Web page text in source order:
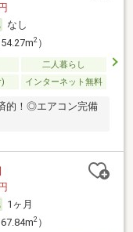
なし
2）
二人暮らし
インターネット無料
的！◎エアコン完備
1ヶ月
2）